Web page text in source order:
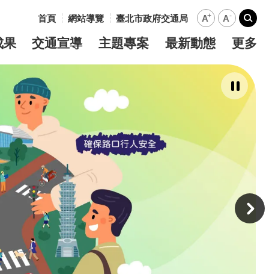
首頁 網站導覽 臺北市政府交通局 A+ A-
搜尋
果 交通宣導 主題專案 最新動態 更多
暫
停
撥
放
廣